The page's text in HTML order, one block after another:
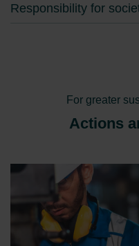
Responsibility for
For greater
Actions